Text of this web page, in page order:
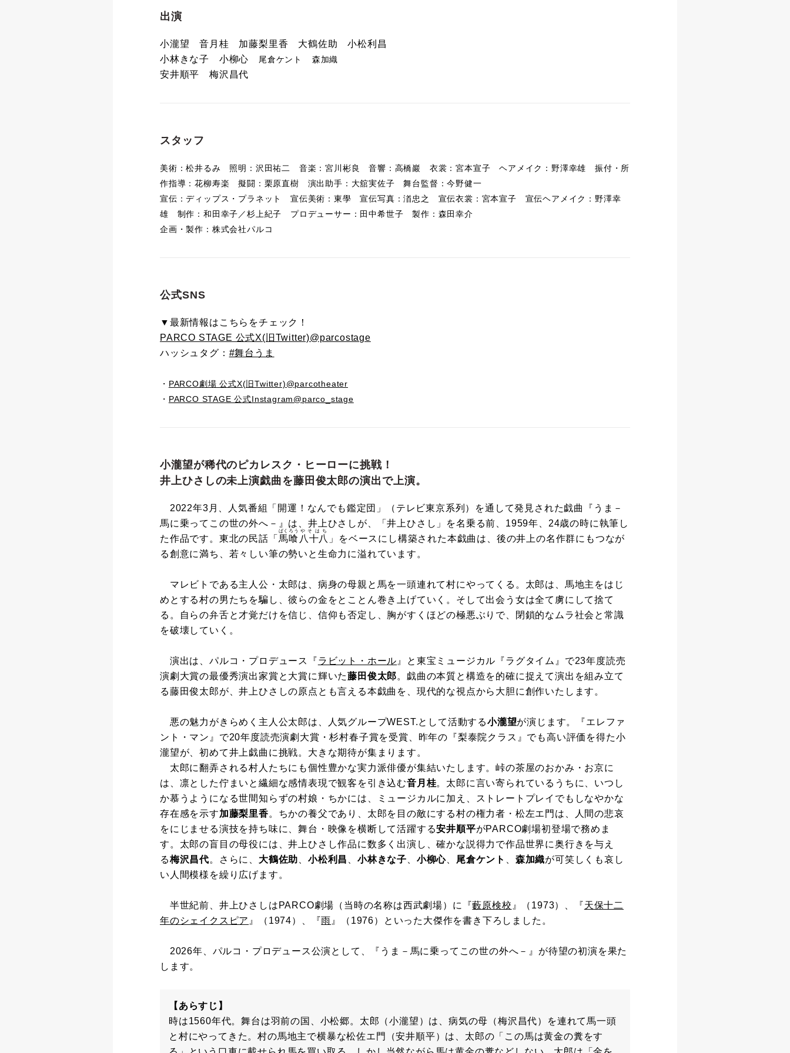
出演
小瀧望 音月桂 加藤梨里香 大鶴佐助
小松利昌
小林きな子 小柳心 尾倉ケント 森加織
安井順平 梅沢昌代
スタッフ
美術：松井るみ 照明：沢田祐二 音楽：宮川彬良 音響：高橋巖 衣裳：宮本宣子 ヘアメイク：野澤幸雄 振付・所
作指導：花柳寿楽 擬闘：栗原直樹 演出助手：大舘実佐子 舞台監督：今野健一
宣伝：ディップス・プラネット 宣伝美術：東學 宣伝写真：渞忠之 宣伝衣裳：宮本宣子 宣伝ヘアメイク：野澤幸
雄 制作：和田幸子／杉上紀子 プロデューサー：田中希世子 製作：森田幸介
企画・製作：株式会社パルコ
公式SNS
▼最新情報はこちらをチェック！
PARCO STAGE 公式X(旧Twitter)@parcostage
ハッシュタグ： #舞台うま
・ PARCO劇場 公式X(旧Twitter)@parcotheater
・ PARCO STAGE 公式Instagram@parco_stage
小瀧望が稀代のピカレスク・ヒーローに挑戦！
井上ひさしの未上演戯曲を藤田俊太郎の演出で上演。
2022年3月、人気番組「開運！なんでも鑑定団」（テレビ東京系列）を通して発見された戯曲『うま－
馬に乗ってこの世の外へ－』は、井上ひさしが、「井上ひさし」を名乗る前、1959年、24歳の時に執筆し
た作品です。東北の民話「 馬喰
ばくろう
八十八
やそはち
」をベースにし構築された本戯曲は、後の井上の名作群にもつなが
る創意に満ち、若々しい筆の勢いと生命力に溢れています。
マレビトである主人公・太郎は、病身の母親と馬を一頭連れて村にやってくる。太郎は、馬地主をはじ
めとする村の男たちを騙し、彼らの金をとことん巻き上げていく。そして出会う女は全て虜にして捨て
る。自らの弁舌と才覚だけを信じ、信仰も否定し、胸がすくほどの極悪ぶりで、閉鎖的なムラ社会と常識
を破壊していく。
演出は、パルコ・プロデュース『ラビット・ホール 』と東宝ミュージカル『ラグタイム』で23年度読売
演劇大賞の最優秀演出家賞と大賞に輝いた藤田俊太郎。戯曲の本質と構造を的確に捉えて演出を組み立て
る藤田俊太郎が、井上ひさしの原点とも言える本戯曲を、現代的な視点から大胆に創作いたします。
悪の魅力がきらめく主人公太郎は、人気グループWEST.として活動する小瀧望が演じます。『エレファ
ント・マン』で20年度読売演劇大賞・杉村春子賞を受賞、昨年の『梨泰院クラス』でも高い評価を得た小
瀧望が、初めて井上戯曲に挑戦。大きな期待が集まります。
太郎に翻弄される村人たちにも個性豊かな実力派俳優が集結いたします。峠の茶屋のおかみ・お京に
は、凛とした佇まいと繊細な感情表現で観客を引き込む音月桂。太郎に言い寄られているうちに、いつし
か慕うようになる世間知らずの村娘・ちかには、ミュージカルに加え、ストレートプレイでもしなやかな
存在感を示す加藤梨里香。ちかの養父であり、太郎を目の敵にする村の権力者・松左エ門は、人間の悲哀
をにじませる演技を持ち味に、舞台・映像を横断して活躍する安井順平がPARCO劇場初登場で務めま
す。太郎の盲目の母役には、井上ひさし作品に数多く出演し、確かな説得力で作品世界に奥行きを与え
る梅沢昌代。さらに、 大鶴佐助 小松利昌 小林きな子 小柳心 尾倉ケント 森加織が可笑しくも哀し
い人間模様を繰り広げます。
半世紀前、井上ひさしはPARCO劇場（当時の名称は西武劇場）に『藪原検校 』（1973）、『天保十二
年のシェイクスピア 』（1974）、『雨 』（1976）といった大傑作を書き下ろしました。
2026年、パルコ・プロデュース公演として、『うま－馬に乗ってこの世の外へ－』が待望の初演を果た
します。
【あらすじ】
時は1560年代。舞台は羽前の国、小松郷。太郎（小瀧望）は、病気の母（梅沢昌代）を連れて馬一頭
と村にやってきた。村の馬地主で横暴な松佐エ門（安井順平）は、太郎の「この馬は黄金の糞をす